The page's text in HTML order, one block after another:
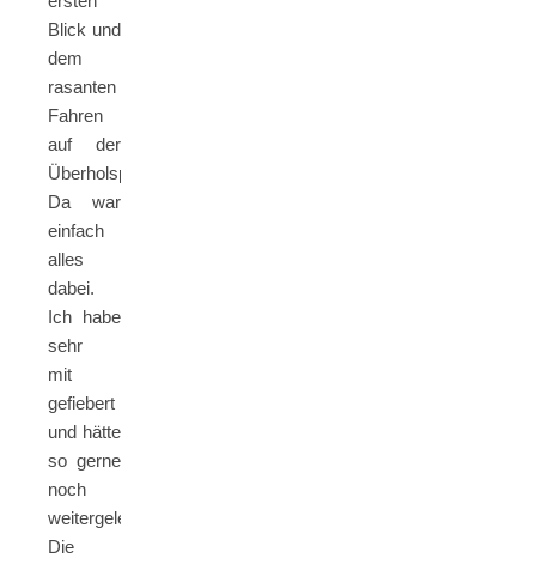
Blick und
dem
rasanten
Fahren
auf der
Überholspur.
Da war
einfach
alles
dabei.
Ich habe
sehr
mit
gefiebert
und hätte
so gerne
noch
weitergelesen!
Die